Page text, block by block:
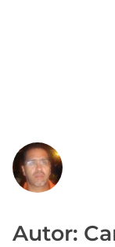
Autor: